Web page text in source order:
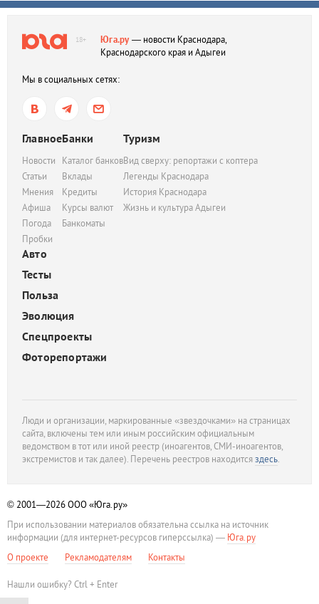
18+ Юга.ру— новости Краснодара,
Краснодарского края и Адыгеи
Мы в социальных сетях:
Главное
Новости
Статьи
Мнения
Афиша
Погода
Пробки
Банки
Каталог банков
Вклады
Кредиты
Курсы валют
Банкоматы
Туризм
Вид сверху: репортажи с коптера
Легенды Краснодара
История Краснодара
Жизнь и культура Адыгеи
Авто
Тесты
Польза
Эволюция
Спецпроекты
Фоторепортажи
Люди и организации, маркированные «звездочками» на страницах
сайта, включены тем или иным российским официальным
ведомством в тот или иной реестр (иноагентов, СМИ-иноагентов,
экстремистов и так далее). Перечень реестров находитсяздесь.
© 2001—2026ООО «Юга.ру»
При использовании материалов обязательна ссылка на источник
информации (для интернет-ресурсов гиперссылка) — Юга.ру
О проекте
Рекламодателям Контакты
Нашли ошибку? Ctrl + Enter